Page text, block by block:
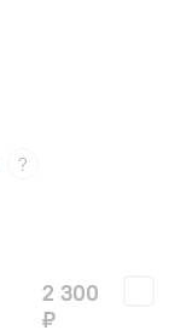
?
2 300
₽